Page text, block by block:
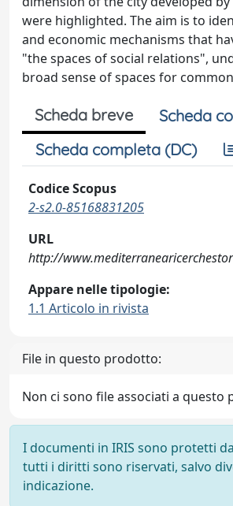
were highlighted. The aim is to
and economic mechanisms that
"the spaces of social relations",
broad sense of spaces for
Scheda breve
Scheda
Scheda completa (DC)
Codice Scopus
2-s2.0-85168831205
URL
http://
Appare nelle tipologie:
1.1 Articolo in rivista
File in questo prodotto:
Non ci sono file associati a questo
I documenti in IRIS sono protetti
tutti i diritti sono riservati, salvo
indicazione.